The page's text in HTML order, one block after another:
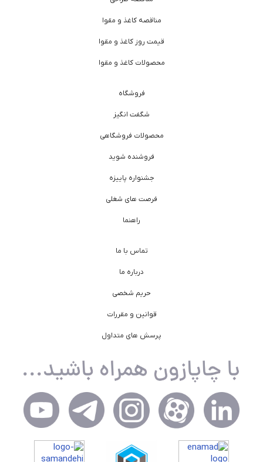
مناقصه کاغذ و مقوا
قیمت روز کاغذ و مقوا
محصولات کاغذ و مقوا
فروشگاه
شگفت انگیز
محصولات فروشگاهی
فروشنده شوید
جشنواره پاییزه
فرصت های شغلی
راهنما
تماس با ما
درباره ما
حریم شخصی
قوانین و مقررات
پرسش های متداول